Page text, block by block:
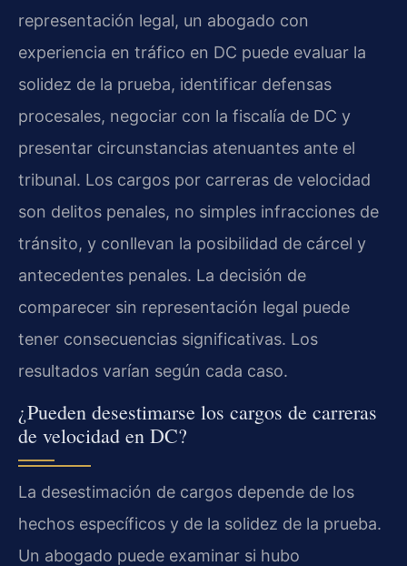
representación legal, un abogado con
experiencia en tráfico en DC puede evaluar la
solidez de la prueba, identificar defensas
procesales, negociar con la fiscalía de DC y
presentar circunstancias atenuantes ante el
tribunal. Los cargos por carreras de velocidad
son delitos penales, no simples infracciones de
tránsito, y conllevan la posibilidad de cárcel y
antecedentes penales. La decisión de
comparecer sin representación legal puede
tener consecuencias significativas. Los
resultados varían según cada caso.
¿Pueden desestimarse los cargos de carreras
de velocidad en DC?
La desestimación de cargos depende de los
hechos específicos y de la solidez de la prueba.
Un abogado puede examinar si hubo